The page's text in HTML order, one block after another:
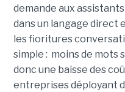
demande aux
dans un langage direct
les fioritures
simple : moins de mots
donc une baisse des
entreprises déployant